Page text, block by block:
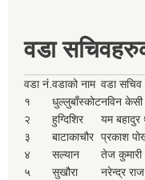
वडा
वडा नं.वडाको नाम वडा सचिव
१
धुल्लुबाँस्कोटनविन केसी
२
हुग्दिशिर यम बहादुर
३
बाटाकाचौर प्रकाश
४
सल्यान तेज कुमारी
५
सुखौरा नरेन्द्र